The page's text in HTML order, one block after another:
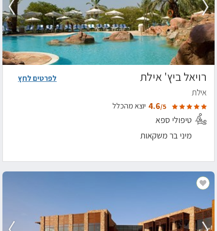
רויאל ביץ' אילת
אילת
4.6/5 יוצא מהכלל
טיפולי ספא
מיני בר משקאות
לפרטים לחץ